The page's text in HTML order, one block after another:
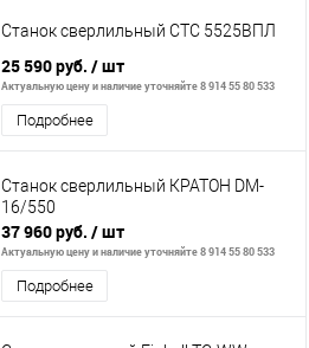
Станок сверлильный СТС 5525ВПЛ
25 590 руб. / шт
Актуальную цену и наличие уточняйте 8 914 55 80 533
Подробнее
Станок сверлильный КРАТОН DM-
16/550
37 960 руб. / шт
Актуальную цену и наличие уточняйте 8 914 55 80 533
Подробнее